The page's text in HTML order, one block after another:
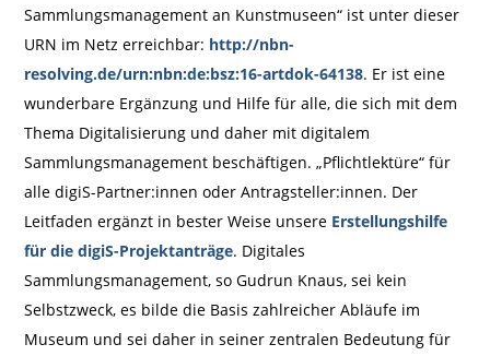
Sammlungsmanagement an Kunstmuseen“ ist unter dieser
URN im Netz erreichbar: http://nbn-
resolving.de/urn:nbn:de:bsz:16-artdok-64138. Er ist eine
wunderbare Ergänzung und Hilfe für alle, die sich mit dem
Thema Digitalisierung und daher mit digitalem
Sammlungsmanagement beschäftigen. „Pflichtlektüre“ für
alle digiS-Partner:innen oder Antragsteller:innen. Der
Leitfaden ergänzt in bester Weise unsere Erstellungshilfe
für die digiS-Projektanträge. Digitales
Sammlungsmanagement, so Gudrun Knaus, sei kein
Selbstzweck, es bilde die Basis zahlreicher Abläufe im
Museum und sei daher in seiner zentralen Bedeutung für